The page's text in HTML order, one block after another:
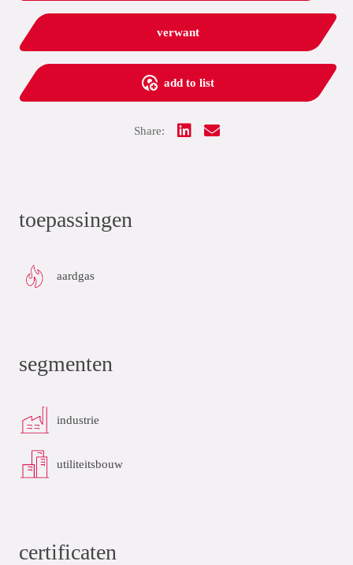
verwant
add to list
Share:
toepassingen
aardgas
segmenten
industrie
utiliteitsbouw
certificaten